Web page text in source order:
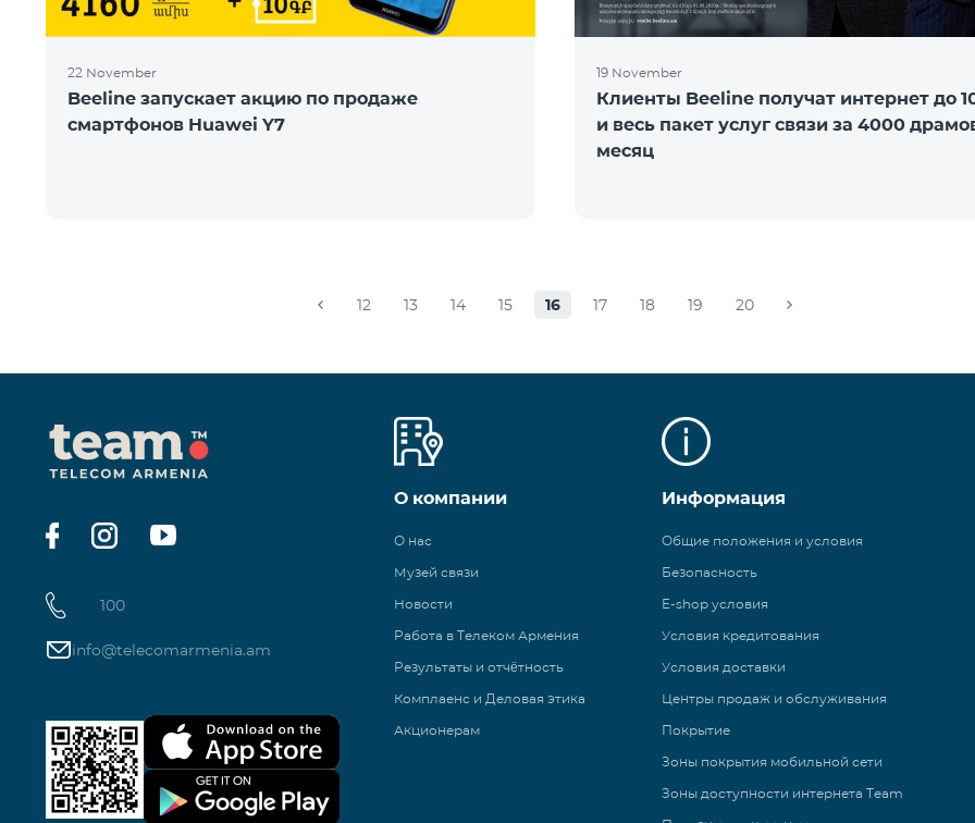
22 November
Beeline запускает акцию по продаже
смартфонов Huawei Y7
19 November
Клиенты Beeline получат интернет до
и весь пакет услуг связи за 4000
месяц
12 13 14 15 16 17 18 19 20
100
info@telecomarmenia.am
О компании
О нас
Музей связи
Новости
Работа в Телеком Армения
Результаты и отчётность
Комплаенс и Деловая этика
Акционерам
Информация
Общие положения и условия
Безопасность
E-shop условия
Условия кредитования
Условия доставки
Центры продаж и обслуживания
Покрытие
Зоны покрытия мобильной сети
Зоны доступности интернета Team